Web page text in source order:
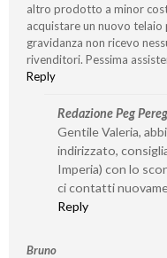
altro prodotto a minor
acquistare un nuovo
gravidanza non ricevo
rivenditori. Pessima
Reply
Redazione Peg
Gentile Valeria,
indirizzato,
Imperia) con lo
ci contatti
Reply
Bruno